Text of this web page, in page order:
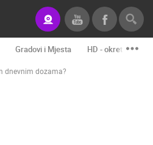
Gradovi i Mjesta HD - okretne